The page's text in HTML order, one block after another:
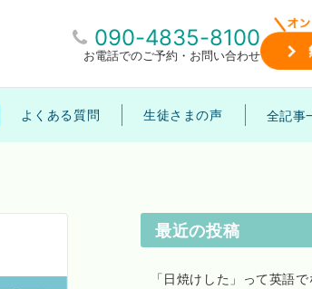
090-4835-8100
お電話でのご予約・お問い合わせ
よくある質問 生徒さまの声 全記事
最近の投稿
「日焼けした」って英語